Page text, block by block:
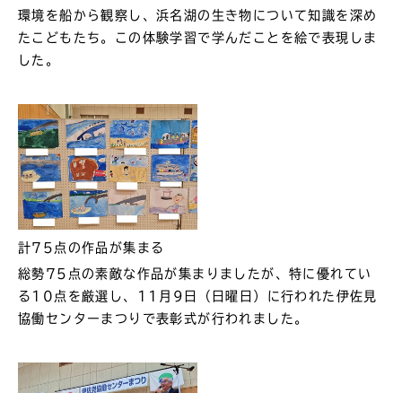
環境を船から観察し、浜名湖の生き物について知識を深め
たこどもたち。この体験学習で学んだことを絵で表現しま
した。
計75点の作品が集まる
総勢75点の素敵な作品が集まりましたが、特に優れてい
る10点を厳選し、11月9日（日曜日）に行われた伊佐見
協働センターまつりで表彰式が行われました。